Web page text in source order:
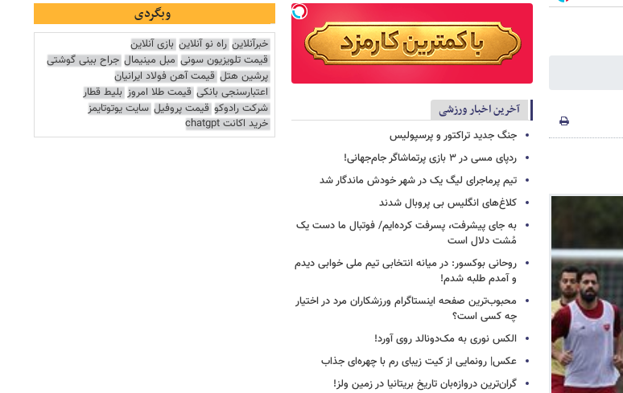
آخرین اخبار ورزشی
جنگ جدید تراکتور و پرسپولیس
ردپای مسی در ۳ بازی پرتماشاگر جام‌جهانی!
تیم پرماجرای لیگ یک در شهر خودش ماندگار شد
کلاغ‌های انگلیس بی پروبال شدند
به جای پیشرفت، پسرفت کرده‌ایم/ فوتبال ما دست یک
مُشت دلال است
روحانی بوکسور: در میانه انتخابی تیم ملی خوابی دیدم
و آمدم طلبه شدم!
محبوب‌ترین صفحه اینستاگرام ورزشکاران مرد در اختیار
چه کسی است؟
الکس نوری به مک‌دونالد روی آورد!
عکس| رونمایی از کیت زیبای رم با چهره‌ای جذاب
گران‌ترین دروازه‌بان تاریخ بریتانیا در زمین ولز!
وبگردی
خبرآنلاین راه نو آنلاین بازی آنلاین
قیمت تلویزیون سونی مبل مینیمال جراح بینی گوشتی
پرشین هتل قیمت آهن فولاد ایرانیان
اعتبارسنجی بانکی قیمت طلا امروز بلیط قطار
شرکت رادوکو قیمت پروفیل سایت یوتوتایمز
خرید اکانت chatgpt